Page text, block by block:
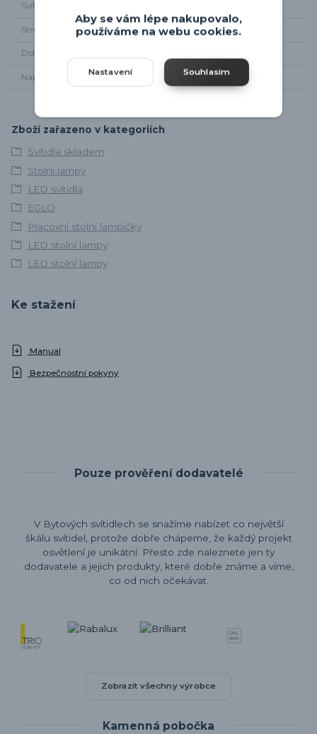
Svítivost
Stmívání Ano
Dotyková
Napájení 220 - 240V
Zboží zařazeno v kategoriích
Svítidla skladem
Stolní lampy
LED svítidla
EGLO
Pracovní stolní lampičky
LED stolní lampy
LED stolní lampy
Ke stažení
Manual
Bezpečnostní pokyny
Pouze prověření dodavatelé
V Bytových svítidlech se snažíme nabízet co největší
škálu svítidel, protože dobře chápeme, že každý projekt
osvětlení je unikátní. Přesto zde naleznete jen ty
dodavatele a jejich produkty, které dobře známe a víme,
co od nich očekávat.
Zobrazit všechny výrobce
Kamenná pobočka
Aby se vám lépe nakupovalo,
používáme na webu cookies.
Nastavení Souhlasím